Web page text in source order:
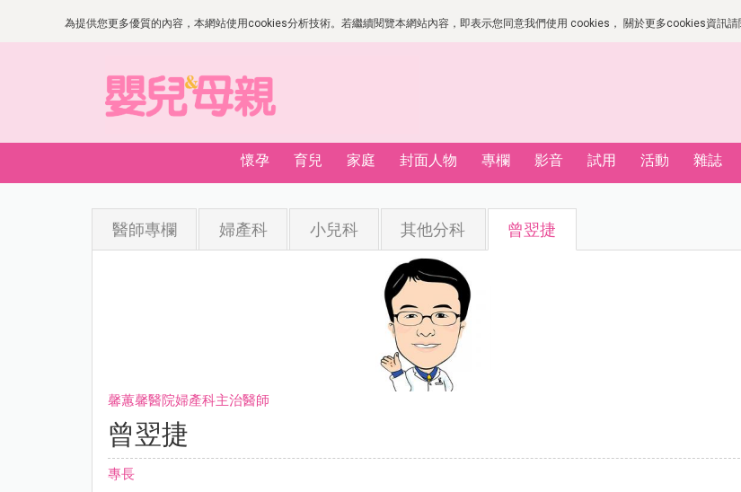
為提供您更多優質的內容，本網站使用cookies分析技術。若繼續閱覽本網站內容，即表示您同意我們使用 cookies， 關於更多cookies資訊請
懷孕 育兒 家庭 封面人物 專欄 影音 試用 活動 雜誌
醫師專欄 婦產科 小兒科 其他分科 曾翌捷
馨蕙馨醫院婦產科主治醫師
曾翌捷
專長